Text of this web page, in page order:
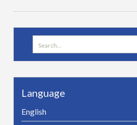
Search
for:
Language
English